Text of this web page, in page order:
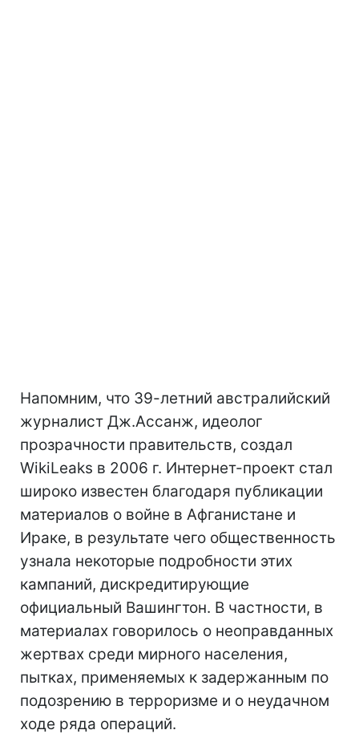
Напомним, что 39-летний австралийский
журналист Дж.Ассанж, идеолог
прозрачности правительств, создал
WikiLeaks в 2006 г. Интернет-проект стал
широко известен благодаря публикации
материалов о войне в Афганистане и
Ираке, в результате чего общественность
узнала некоторые подробности этих
кампаний, дискредитирующие
официальный Вашингтон. В частности, в
материалах говорилось о неоправданных
жертвах среди мирного населения,
пытках, применяемых к задержанным по
подозрению в терроризме и о неудачном
ходе ряда операций.